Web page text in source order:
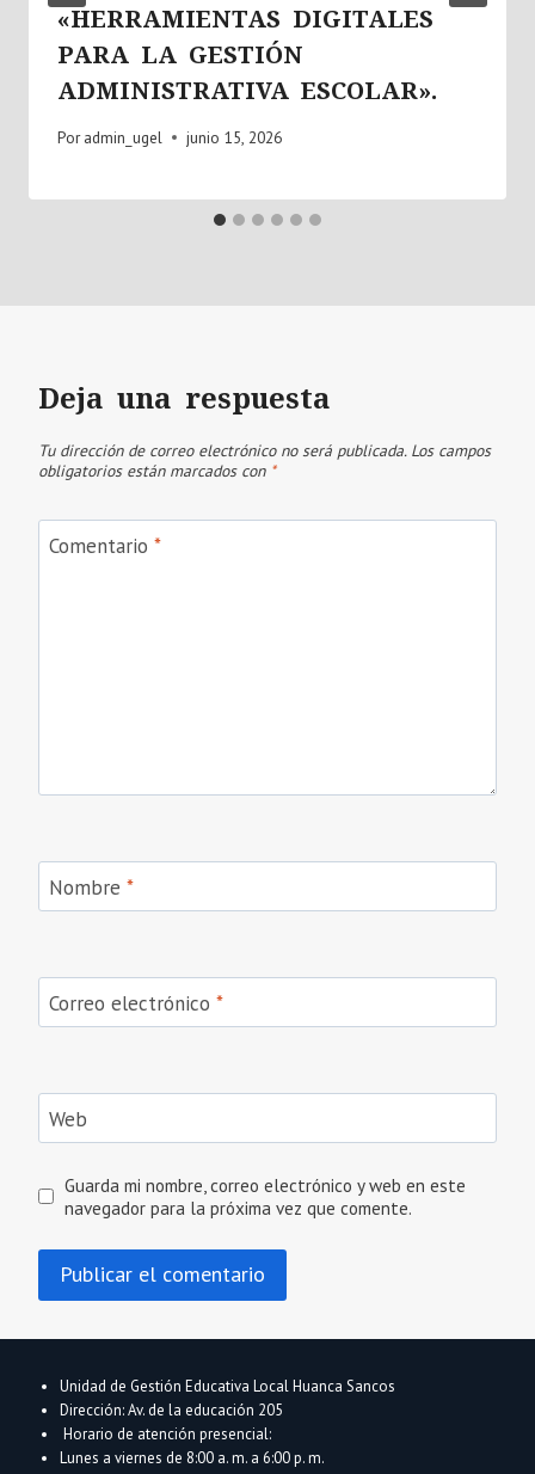
«HERRAMIENTAS DIGITALES
PARA LA GESTIÓN
ADMINISTRATIVA ESCOLAR».
Por admin_ugel junio 15, 2026
Deja una respuesta
Tu dirección de correo electrónico no será publicada. Los campos
obligatorios están marcados con *
Comentario *
Nombre *
Correo electrónico *
Web
Guarda mi nombre, correo electrónico y web en este
navegador para la próxima vez que comente.
Unidad de Gestión Educativa Local Huanca Sancos
Dirección: Av. de la educación 205
Horario de atención presencial:
Lunes a viernes de 8:00 a. m. a 6:00 p. m.